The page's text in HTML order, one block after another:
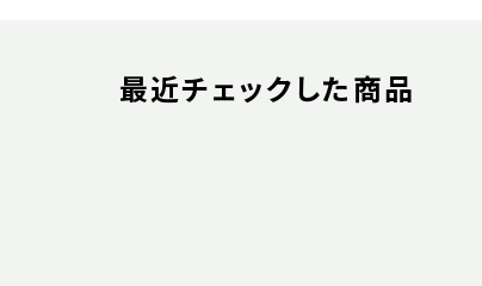
最近チェックした商品